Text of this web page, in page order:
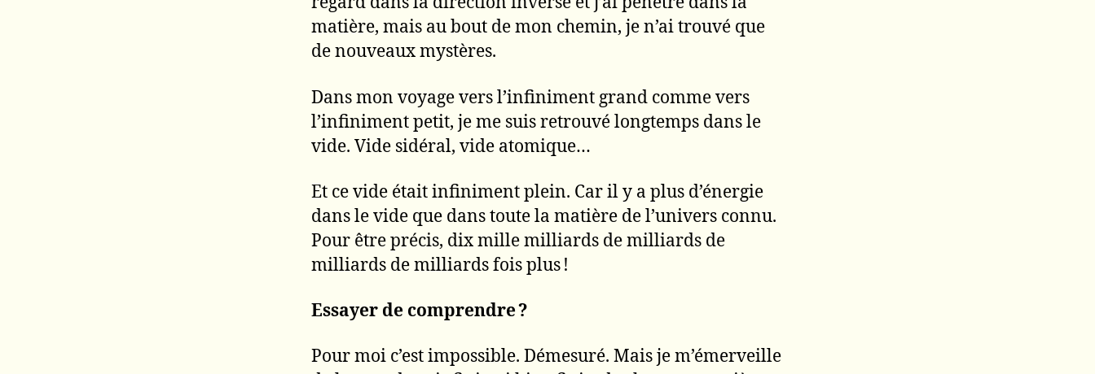
matière, mais au bout de mon chemin, je n’ai trouvé que
de nouveaux mystères.
Dans mon voyage vers l’infiniment grand comme vers
l’infiniment petit, je me suis retrouvé longtemps dans le
vide. Vide sidéral, vide atomique…
Et ce vide était infiniment plein. Car il y a plus d’énergie
dans le vide que dans toute la matière de l’univers connu.
Pour être précis, dix mille milliards de milliards de
milliards de milliards fois plus !
Essayer de comprendre ?
Pour moi c’est impossible. Démesuré. Mais je m’émerveille